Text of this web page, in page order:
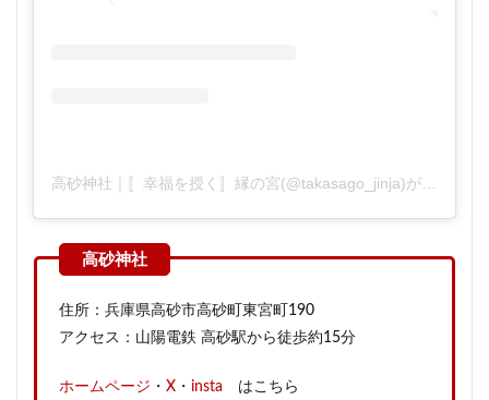
住所：兵庫県高砂市高砂町東宮町190
アクセス：山陽電鉄 高砂駅から徒歩約15分
ホームページ ・ X ・ insta はこちら